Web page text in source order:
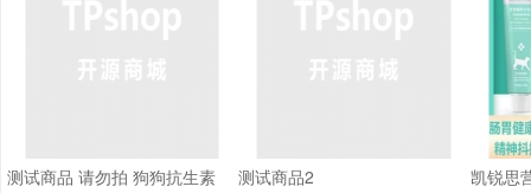
测试商品 请勿拍 狗狗抗生素
测试商品2